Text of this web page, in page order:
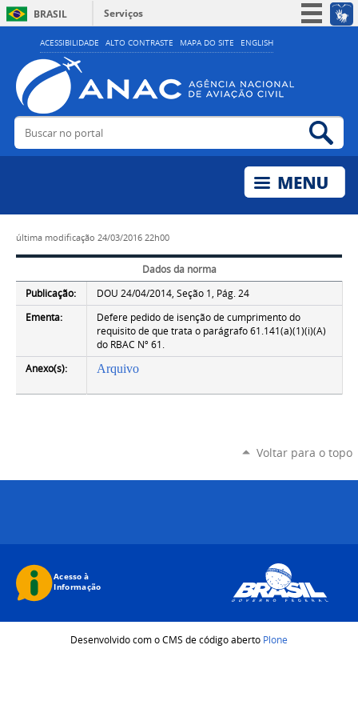
ACESSIBILIDADE ALTO CONTRASTE MAPA DO SITE ENGLISH
BRASIL
Serviços
Simplifique!
Acesso à informação
Legislação
Buscar no portal
última modificação 24/03/2016 22h00
Dados da norma
Publicação:
DOU 24/04/2014, Seção 1, Pág. 24
Ementa:
Defere pedido de isenção de cumprimento do
requisito de que trata o parágrafo 61.141(a)(1)(i)(A)
do RBAC Nº 61.
Anexo(s):
Arquivo
Voltar para o topo
Desenvolvido com o CMS de código aberto Plone